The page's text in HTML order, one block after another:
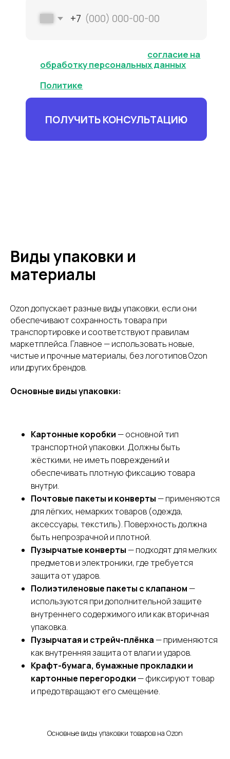
Виды упаковки и
материалы
Ozon допускает разные виды упаковки, если они
обеспечивают сохранность товара при
транспортировке и соответствуют правилам
маркетплейса. Главное — использовать новые,
чистые и прочные материалы, без логотипов Ozon
или других брендов.
Основные виды упаковки:
Картонные коробки — основной тип
транспортной упаковки. Должны быть
жёсткими, не иметь повреждений и
обеспечивать плотную фиксацию товара
внутри.
Почтовые пакеты и конверты — применяются
для лёгких, немарких товаров (одежда,
аксессуары, текстиль). Поверхность должна
быть непрозрачной и плотной.
Пузырчатые конверты — подходят для мелких
предметов и электроники, где требуется
защита от ударов.
Полиэтиленовые пакеты с клапаном —
используются при дополнительной защите
внутреннего содержимого или как вторичная
упаковка.
Пузырчатая и стрейч-плёнка — применяются
как внутренняя защита от влаги и ударов.
Крафт-бумага, бумажные прокладки и
картонные перегородки — фиксируют товар
и предотвращают его смещение.
Основные виды упаковки товаров на Ozon